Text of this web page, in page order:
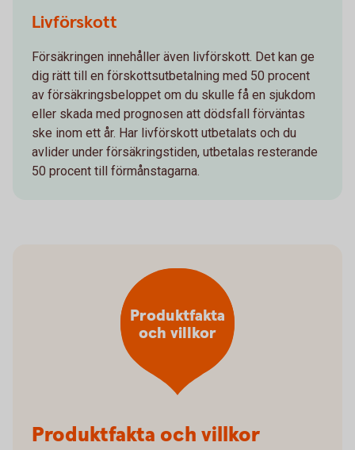
Livförskott
Försäkringen innehåller även livförskott. Det kan ge
dig rätt till en förskottsutbetalning med 50 procent
av försäkrings­beloppet om du skulle få en sjukdom
eller skada med prognosen att dödsfall förväntas
ske inom ett år. Har livförskott utbetalats och du
avlider under försäkringstiden, utbetalas resterande
50 procent till förmånstagarna.
Produktfakta
och villkor
Produktfakta och villkor